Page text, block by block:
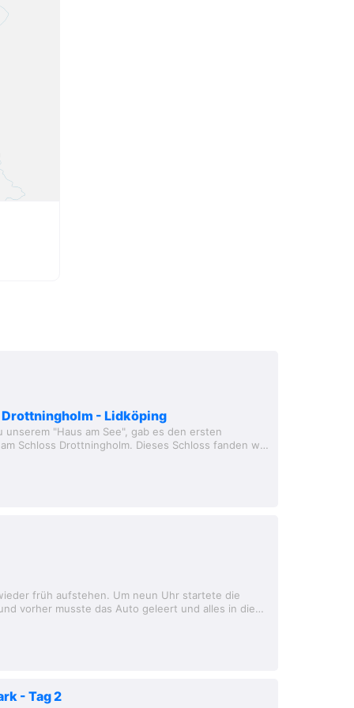
- Lidköping
unserem "Haus am See", gab es den ersten
Schloss Drottningholm. Dieses Schloss fanden wir
früh aufstehen. Um neun Uhr startete die
vorher musste das Auto geleert und alles in die
- Tag 2